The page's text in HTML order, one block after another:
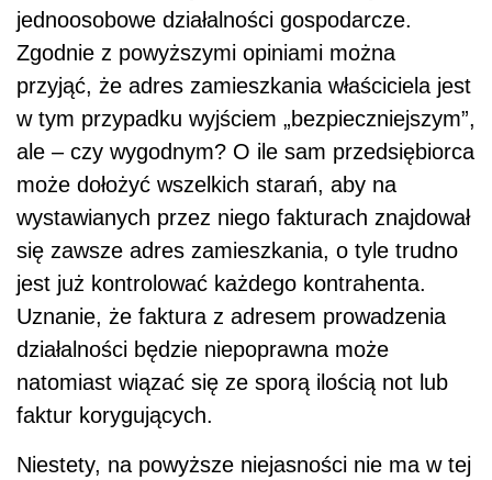
jednoosobowe działalności gospodarcze.
Zgodnie z powyższymi opiniami można
przyjąć, że adres zamieszkania właściciela jest
w tym przypadku wyjściem „bezpieczniejszym”,
ale – czy wygodnym? O ile sam przedsiębiorca
może dołożyć wszelkich starań, aby na
wystawianych przez niego fakturach znajdował
się zawsze adres zamieszkania, o tyle trudno
jest już kontrolować każdego kontrahenta.
Uznanie, że faktura z adresem prowadzenia
działalności będzie niepoprawna może
natomiast wiązać się ze sporą ilością not lub
faktur korygujących.
Niestety, na powyższe niejasności nie ma w tej